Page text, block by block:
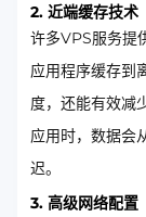
2. 近端缓存技术
许多VPS服务提
应用程序缓存到
度，还能有效减
应用时，数据会
迟。
3. 高级网络配置